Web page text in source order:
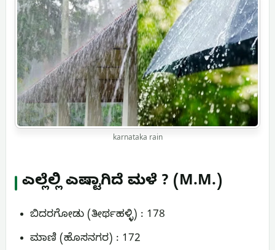
karnataka rain
ಎಲ್ಲೆಲ್ಲಿ ಎಷ್ಟಾಗಿದೆ ಮಳೆ ? (M.M.)
ಬಿದರಗೋಡು (ತೀರ್ಥಹಳ್ಳಿ) : 178
ಮಾಣಿ (ಹೊಸನಗರ) : 172